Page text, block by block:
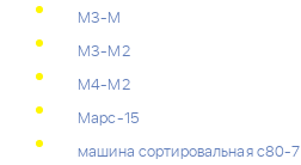
М3-М
М3-М2
М4-М2
Марс-15
машина сортировальная с80-7